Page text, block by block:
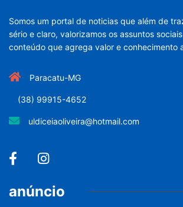
Somos um portal de noticias que além de
sério e claro, valorizamos os assuntos
conteúdo que agrega valor e conhecimento
Paracatu-MG
(38) 99915-4652
uldiceiaoliveira@hotmail.com
anúncio